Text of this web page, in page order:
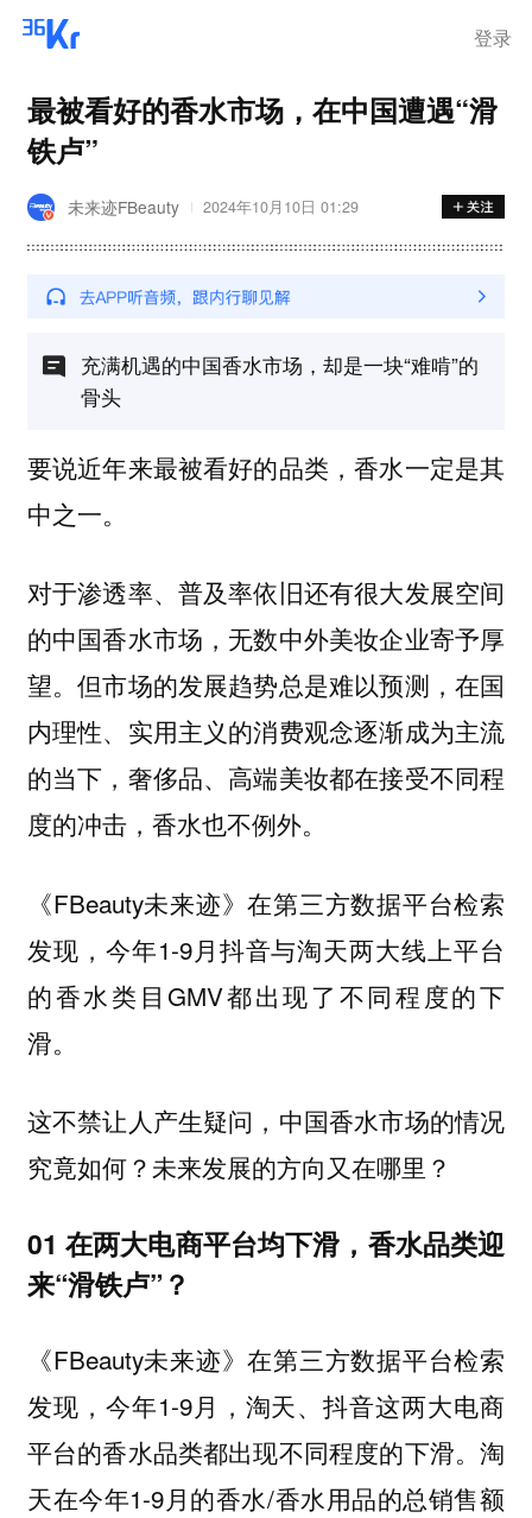
登录
最被看好的香水市场，在中国遭遇“滑
铁卢”
未来迹FBeauty 2024年10月10日 01:29
充满机遇的中国香水市场，却是一块“难啃”的
骨头
要说近年来最被看好的品类，香水一定是其
中之一。
对于渗透率、普及率依旧还有很大发展空间
的中国香水市场，无数中外美妆企业寄予厚
望。但市场的发展趋势总是难以预测，在国
内理性、实用主义的消费观念逐渐成为主流
的当下，奢侈品、高端美妆都在接受不同程
度的冲击，香水也不例外。
《FBeauty未来迹》在第三方数据平台检索
发现，今年1-9月抖音与淘天两大线上平台
的香水类目GMV都出现了不同程度的下
滑。
这不禁让人产生疑问，中国香水市场的情况
究竟如何？未来发展的方向又在哪里？
01 在两大电商平台均下滑，香水品类迎
来“滑铁卢”？
《FBeauty未来迹》在第三方数据平台检索
发现，今年1-9月，淘天、抖音这两大电商
平台的香水品类都出现不同程度的下滑。淘
天在今年1-9月的香水/香水用品的总销售额